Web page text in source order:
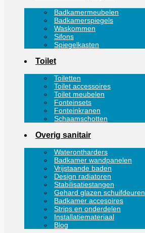
Badkamermeubelen
Badkamerspiegels
Waskommen
Sifons
Spiegelkasten
Toilet
Toiletten
Toilet accessoires
Toilet meubelen
Fonteinsets
Fonteinkranen
Schaamschotten
Overig sanitair
Waterontharders
Badkamer wandpanelen
Vrijstaande baden
Design radiatoren
Stabilisatiestangen
Gehard glazen schuifdeuren
Badkamer accesoires
Strips en onderdelen
Installatiemateriaal
Blog